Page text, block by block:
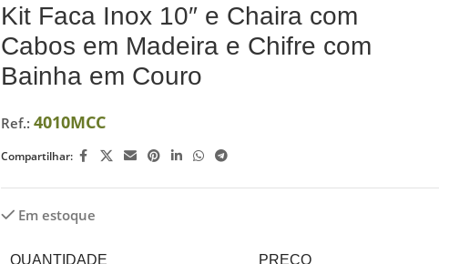
Kit Faca Inox 10″ e Chaira com
Cabos em Madeira e Chifre com
Bainha em Couro
Ref.: 4010MCC
Compartilhar:
Em estoque
QUANTIDADE PREÇO